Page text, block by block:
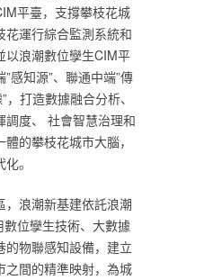
平臺，支撐攀枝花城
運行綜合監測系統和
以浪潮數位孿生CIM平
感知源”、聯通中端”傳
，打造數據融合分析、
度、 社會智慧治理和
的攀枝花城市大腦，
。
浪潮新基建依託浪潮
位孿生技術、大數據
物聯感知設備，建立
之間的精準映射，為城